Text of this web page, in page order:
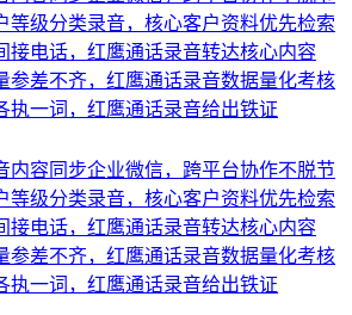
等级分类录音，核心客户资料优先检索
接电话，红鹰通话录音转达核心内容
参差不齐，红鹰通话录音数据量化考核
执一词，红鹰通话录音给出铁证
内容同步企业微信，跨平台协作不脱节
等级分类录音，核心客户资料优先检索
接电话，红鹰通话录音转达核心内容
参差不齐，红鹰通话录音数据量化考核
执一词，红鹰通话录音给出铁证